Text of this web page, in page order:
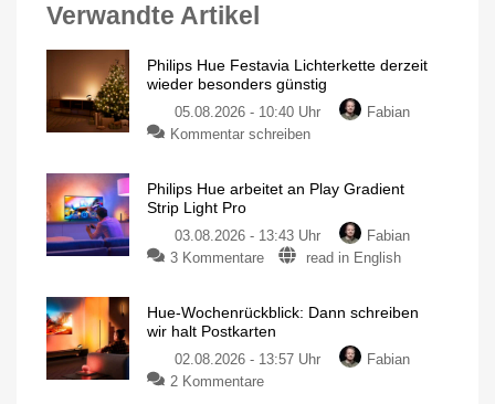
Verwandte Artikel
Philips Hue Festavia Lichterkette derzeit
wieder besonders günstig
05.08.2026 - 10:40 Uhr
Fabian
Kommentar schreiben
Philips Hue arbeitet an Play Gradient
Strip Light Pro
03.08.2026 - 13:43 Uhr
Fabian
3 Kommentare
read in English
Hue-Wochenrückblick: Dann schreiben
wir halt Postkarten
02.08.2026 - 13:57 Uhr
Fabian
2 Kommentare